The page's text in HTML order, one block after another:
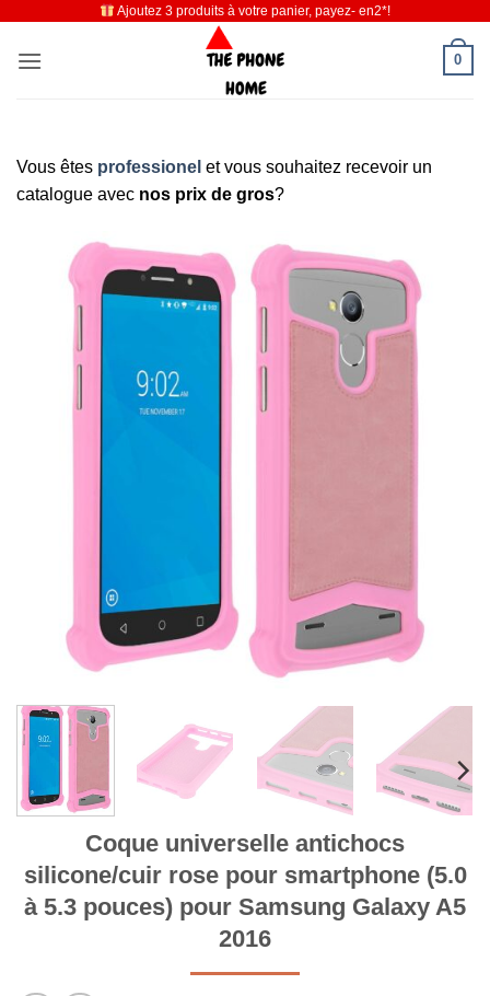
contenu
Ajoutez 3 produits à votre panier, payez- en2*!
0
Vous êtes professionel et vous souhaitez recevoir un
catalogue avec nos prix de gros?
Coque universelle antichocs
silicone/cuir rose pour smartphone (5.0
à 5.3 pouces) pour Samsung Galaxy A5
2016